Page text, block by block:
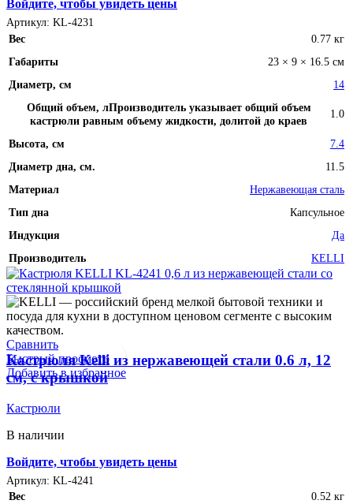
Серый(1)
Синий(0)
Оранжевый(1)
Товар Размер
0 124x157x103 mm
0 155×312.6x221x2
0 247.6×178.5×6.1
mm
0 304.2 x 203 x 13.9
mm
0 337 x 155 x 297.3
mm
0 360x208x425 mm
Войдите, чтобы увидеть цены
Артикул: KL-4231
Вес
0.77 кг
Габариты
23 × 9 × 16.5 см
Диаметр, см
14
Общий объем, лПроизводитель указывает общий объем
кастрюли равным объему жидкости, долитой до краев
1.0
Высота, см
7.4
Диаметр дна, см.
11.5
Материал
Нержавеющая сталь
Тип дна
Капсульное
Индукция
Да
Производитель
KELLI
Сравнить
Быстрый просмотр
Добавить в избранное
Кастрюля Kelli из нержавеющей стали 0.6 л, 12
см, с крышкой
Кастрюли
В наличии
Войдите, чтобы увидеть цены
Артикул: KL-4241
Вес
0.52 кг